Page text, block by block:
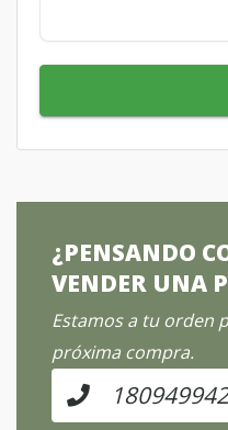
¿PENSANDO
VENDER UNA
Estamos a tu orden
próxima compra.